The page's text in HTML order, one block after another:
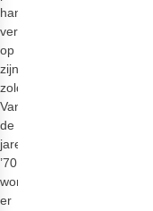
handschoenen
vervaardigde
op
zijn
zolderkamer.
Vanaf
de
jaren
’70
worden
er